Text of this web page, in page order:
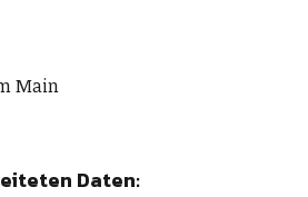
Main
Daten: